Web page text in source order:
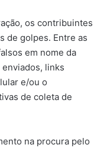
os contribuintes
de golpes. Entre as
em nome da
links
e/ou o
de coleta de
na procura pelo